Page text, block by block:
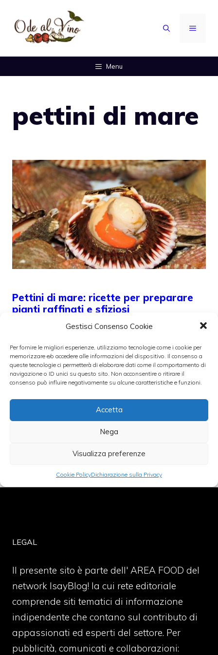
Gestisci Consenso Cookie
Per fornire le migliori esperienze, utilizziamo tecnologie come i cookie per
memorizzare e/o accedere alle informazioni del dispositivo. Il consenso a
queste tecnologie ci permetterà di elaborare dati come il comportamento di
navigazione o ID unici su questo sito. Non acconsentire o ritirare il
consenso può influire negativamente su alcune caratteristiche e funzioni.
Accetta
Nega
Visualizza preferenze
Cookie PolicyDichiarazione sulla Privacy
contenuto
MENU
Menu
pettini di mare
Pettini di mare: ricette per preparare
pianti raffinati e sfiziosi
12 Maggio 2022
I pettini di mare, appartengono alla
categoria dei molluschi commestibili. Sono
Categorie
LEGAL
Il presente sito è parte dell' AREA FOOD del
network IsayBlog! la cui rete editoriale
comprende siti tematici di informazione
indipendente che contano sul contributo di
appassionati ed esperti del settore. Per
pubblicità, comunicati e collaborazioni: